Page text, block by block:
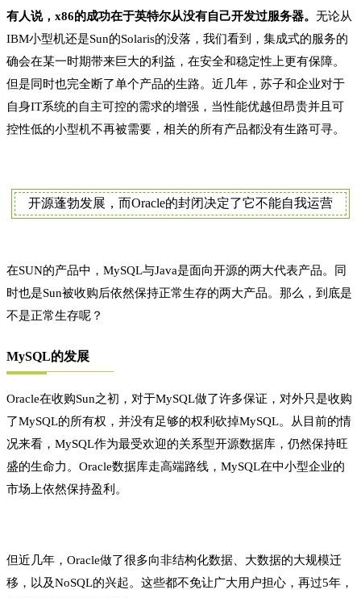
有人说，x86的成功在于英特尔从没有自己开发过服务器。 无论从
IBM小型机还是Sun的Solaris的没落，我们看到，集成式的服务的
确会在某一时期带来巨大的利益，在安全和稳定性上更有保障。
但是同时也完全断了单个产品的生路。近几年，苏子和企业对于
自身IT系统的自主可控的需求的增强，当性能优越但昂贵并且可
控性低的小型机不再被需要，相关的所有产品都没有生路可寻。
开源蓬勃发展，而Oracle的封闭决定了它不能自我运营
在SUN的产品中，MySQL与Java是面向开源的两大代表产品。同
时也是Sun被收购后依然保持正常生存的两大产品。那么，到底是
不是正常生存呢？
MySQL的发展
Oracle在收购Sun之初，对于MySQL做了许多保证，对外只是收购
了MySQL的所有权，并没有足够的权利砍掉MySQL。从目前的情
况来看，MySQL作为最受欢迎的关系型开源数据库，仍然保持旺
盛的生命力。Oracle数据库走高端路线，MySQL在中小型企业的
市场上依然保持盈利。
但近几年，Oracle做了很多向非结构化数据、大数据的大规模迁
移，以及NoSQL的兴起。这些都不免让广大用户担心，再过5年，